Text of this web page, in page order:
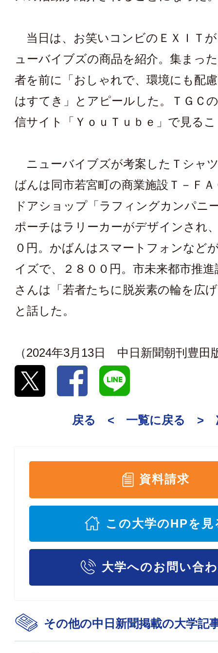
当日は、お笑いコンビのＥＸＩＴ
ューバイブズの商品を紹介。集まっ
者を前に「おしゃれで、環境にも配
はすてき」とアピールした。ＴＧＣ
信サイト「ＹｏｕＴｕｂｅ」で見る
ニューバイブズが考案したＴシャ
ばんは同市若宮町の商業施設Ｔ－Ｆ
ドアショップ「ラフィングカンパニ
ポーチはラリーカーがデザインされ
０円。かばんはスマートフォンなど
イズで、２８００円。市未来都市推
さんは「若者たちに脱炭素の輪を広
と話した。
（2024年3月13日 中日新聞朝刊豊田
戻る < 一覧に戻る >
資料請求
この大学のHPを見
大学へのお問い合
その他の中日新聞掲載の大学記